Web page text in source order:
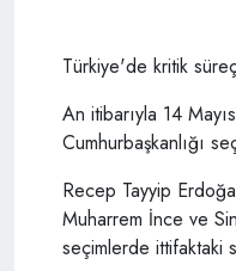
Türkiye'de kritik
An itibarıyla 14
Cumhurbaşkanlığı
Recep Tayyip
Muharrem İnce ve
seçimlerde ittifaktaki